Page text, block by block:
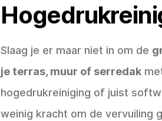
Slaag je er maar niet in om de
je terras, muur of serredak
hogedrukreiniging of juist
weinig kracht om de vervuiling